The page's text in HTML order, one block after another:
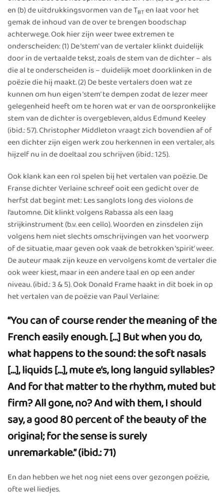
en (b) de uitdrukkingsvormen van de TBTen laat voor het
gemak de inhoud van de over te brengen boodschap
achterwege. Ook hier zijn weer twee extremen te
onderscheiden: (1) De ‘stem’ van de vertaler klinkt duidelijk
door in de vertaalde tekst, zoals de stem van de dichter – als
die al te onderscheiden is – duidelijk moet doorklinken in de
poëzie die hij maakt. (2) De beste vertalers doen wat ze
kunnen om hun eigen ‘stem’ te dempen zodat de lezer meer
gelegenheid heeft om te horen wat er van de oorspronkelijke
stem van de dichter is overgebleven, aldus Edmund Keeley
(ibid.: 57). Christopher Middleton vraagt zich bovendien af of
een dichter zijn eigen werk zou herkennen in een vertaler, als
hijzelf nu in de doeltaal zou schrijven (ibid.: 125).
Ook klank kan een rol spelen bij het vertalen van poëzie. De
Franse dichter Verlaine schreef ooit een gedicht over de
herfst dat begint met: Les sanglots long des violons de
l’automne. Dit klinkt volgens Rabassa als een laag
strijkinstrument (b.v. een cello). Woorden en zinsdelen zijn
volgens hem niet slechts omschrijvingen van het voorwerp
of de situatie, maar geven ook vaak de betrokken ‘spirit’ weer.
De auteur maak zijn keuze en vervolgens komt de vertaler die
ook weer kiest, maar in een andere taal en op een ander
niveau. (ibid.: 3 & 5). Ook Donald Frame haakt in dit boek in op
het vertalen van de poëzie van Paul Verlaine:
“You can of course render the meaning of the
French easily enough. […] But when you do,
what happens to the sound: the soft nasals
[…], liquids […], mute e’s, long languid syllables?
And for that matter to the rhythm, muted but
firm? All gone, no? And with them, I should
say, a good 80 percent of the beauty of the
original; for the sense is surely
unremarkable.” (ibid.: 71)
En dan hebben we het nog niet eens over gezongen poëzie,
ofte wel liedjes.